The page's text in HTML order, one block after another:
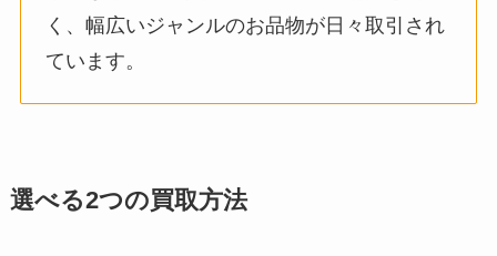
く、幅広いジャンルのお品物が日々取引され
ています。
選べる2つの買取方法